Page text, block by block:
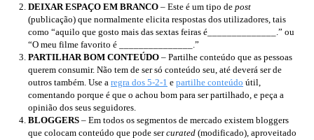
DEIXAR ESPAÇO EM BRANCO – Este é um tipo de post
(publicação) que normalmente elicita respostas dos utilizadores, tais
como “aquilo que gosto mais das sextas feiras é______________.” ou
“O meu filme favorito é _______________.”
PARTILHAR BOM CONTEÚDO – Partilhe conteúdo que as pessoas
querem consumir. Não tem de ser só conteúdo seu, até deverá ser de
outros também. Use a regra dos 5-2-1 e partilhe conteúdo útil,
comentando porque é que o achou bom para ser partilhado, e peça a
opinião dos seus seguidores.
BLOGGERS – Em todos os segmentos de mercado existem bloggers
que colocam conteúdo que pode sercurated (modificado), aproveitado